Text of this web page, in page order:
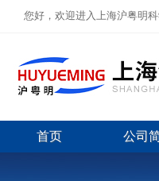
您好，欢迎进入上海沪粤明
首页 公司